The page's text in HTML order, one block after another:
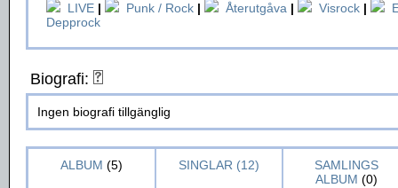
LIVE | Punk / Rock | Återutgåva | Visrock |
Depprock
Biografi:
Ingen biografi tillgänglig
ALBUM (5) SINGLAR (12)
SAMLINGS
ALBUM (0)